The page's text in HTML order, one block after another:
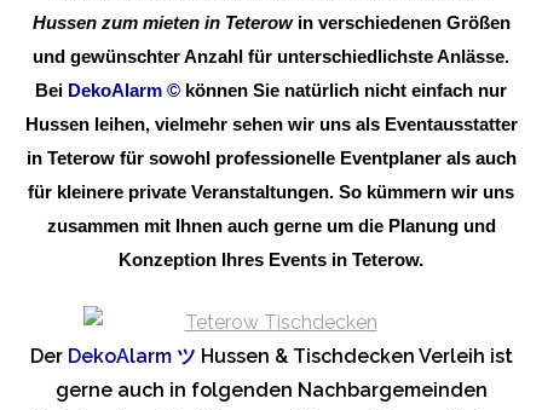
Hussen zum mieten in Teterowin verschiedenen Größen
und gewünschter Anzahl für unterschiedlichste Anlässe.
Bei DekoAlarm © können Sie natürlich nicht einfach nur
Hussen leihen, vielmehr sehen wir uns als Eventausstatter
in Teterow für sowohl professionelle Eventplaner als auch
für kleinere private Veranstaltungen. So kümmern wir uns
zusammen mit Ihnen auch gerne um die Planung und
Konzeption Ihres Events in Teterow.
Der DekoAlarm ツ Hussen & Tischdecken Verleih ist
gerne auch in folgenden Nachbargemeinden